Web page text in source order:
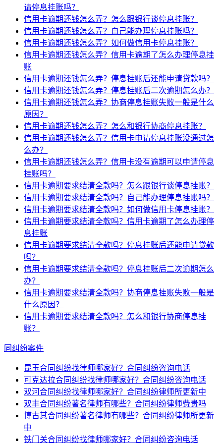
请停息挂账吗？
信用卡逾期还钱怎么弄？怎么跟银行谈停息挂账？
信用卡逾期还钱怎么弄？自己能办理停息挂账吗？
信用卡逾期还钱怎么弄？如何做信用卡停息挂账？
信用卡逾期还钱怎么弄？信用卡逾期了怎么办理停息挂
账
信用卡逾期还钱怎么弄？停息挂账后还能申请贷款吗？
信用卡逾期还钱怎么弄？停息挂账后二次逾期怎么办？
信用卡逾期还钱怎么弄？协商停息挂账失败一般是什么
原因？
信用卡逾期还钱怎么弄？怎么和银行协商停息挂账？
信用卡逾期还钱怎么弄？信用卡申请停息挂账没通过怎
么办？
信用卡逾期还钱怎么弄？信用卡没有逾期可以申请停息
挂账吗？
信用卡逾期要求结清全款吗？怎么跟银行谈停息挂账？
信用卡逾期要求结清全款吗？自己能办理停息挂账吗？
信用卡逾期要求结清全款吗？如何做信用卡停息挂账？
信用卡逾期要求结清全款吗？信用卡逾期了怎么办理停
息挂账
信用卡逾期要求结清全款吗？停息挂账后还能申请贷款
吗？
信用卡逾期要求结清全款吗？停息挂账后二次逾期怎么
办？
信用卡逾期要求结清全款吗？协商停息挂账失败一般是
什么原因？
信用卡逾期要求结清全款吗？怎么和银行协商停息挂
账？
同纠纷案件
昆玉合同纠纷找律师哪家好？合同纠纷咨询电话
可克达拉合同纠纷找律师哪家好？合同纠纷咨询电话
双河合同纠纷找律师哪家好？合同纠纷律师所更新中
双丰合同纠纷著名律师有哪些？合同纠纷律师费贵吗
博古其合同纠纷著名律师有哪些？合同纠纷律师所更新
中
铁门关合同纠纷找律师哪家好？合同纠纷咨询电话